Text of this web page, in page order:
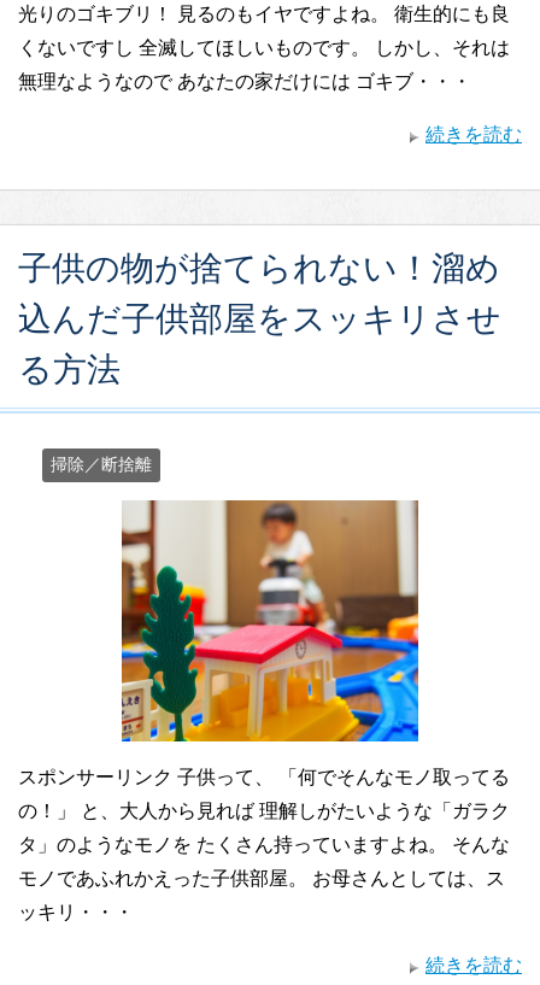
光りのゴキブリ！ 見るのもイヤですよね。 衛生的にも良
くないですし 全滅してほしいものです。 しかし、それは
無理なようなので あなたの家だけには ゴキブ・・・
続きを読む
子供の物が捨てられない！溜め
込んだ子供部屋をスッキリさせ
る方法
掃除／断捨離
スポンサーリンク 子供って、 「何でそんなモノ取ってる
の！」 と、大人から見れば 理解しがたいような「ガラク
タ」のようなモノを たくさん持っていますよね。 そんな
モノであふれかえった子供部屋。 お母さんとしては、ス
ッキリ・・・
続きを読む